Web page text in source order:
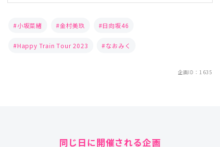
小坂菜緒 金村美玖 日向坂46
Happy Train Tour 2023 なおみく
企画ID：1635
同じ日に開催される企画